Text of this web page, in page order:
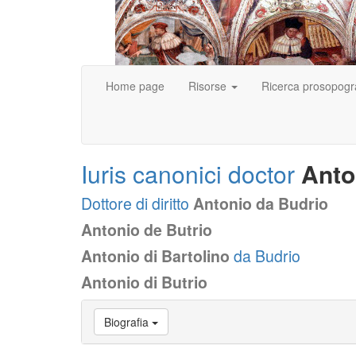
Home page Risorse Ricerca
Iuris canonici doctor
Dottore di diritto Antonio da Budrio
Antonio de Butrio
Antonio di Bartolino da Budrio
Antonio di Butrio
Vai
Biografia
Biografia